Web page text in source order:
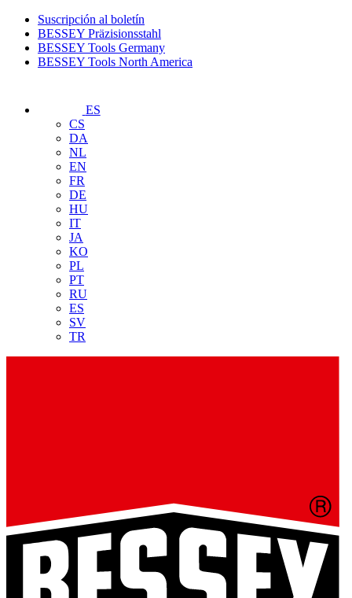
Suscripción al boletín
BESSEY Präzisionsstahl
BESSEY Tools Germany
BESSEY Tools North America
ES
CS
DA
NL
EN
FR
DE
HU
IT
JA
KO
PL
PT
RU
ES
SV
TR